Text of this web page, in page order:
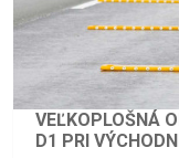
VEĽKOPLOŠNÁ
D1 PRI